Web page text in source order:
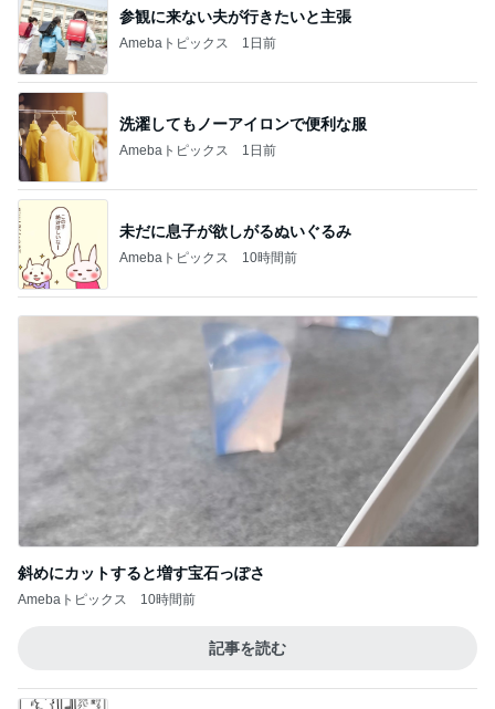
参観に来ない夫が行きたいと主張
Amebaトピックス 1日前
洗濯してもノーアイロンで便利な服
Amebaトピックス 1日前
未だに息子が欲しがるぬいぐるみ
Amebaトピックス 10時間前
斜めにカットすると増す宝石っぽさ
Amebaトピックス 10時間前
記事を読む